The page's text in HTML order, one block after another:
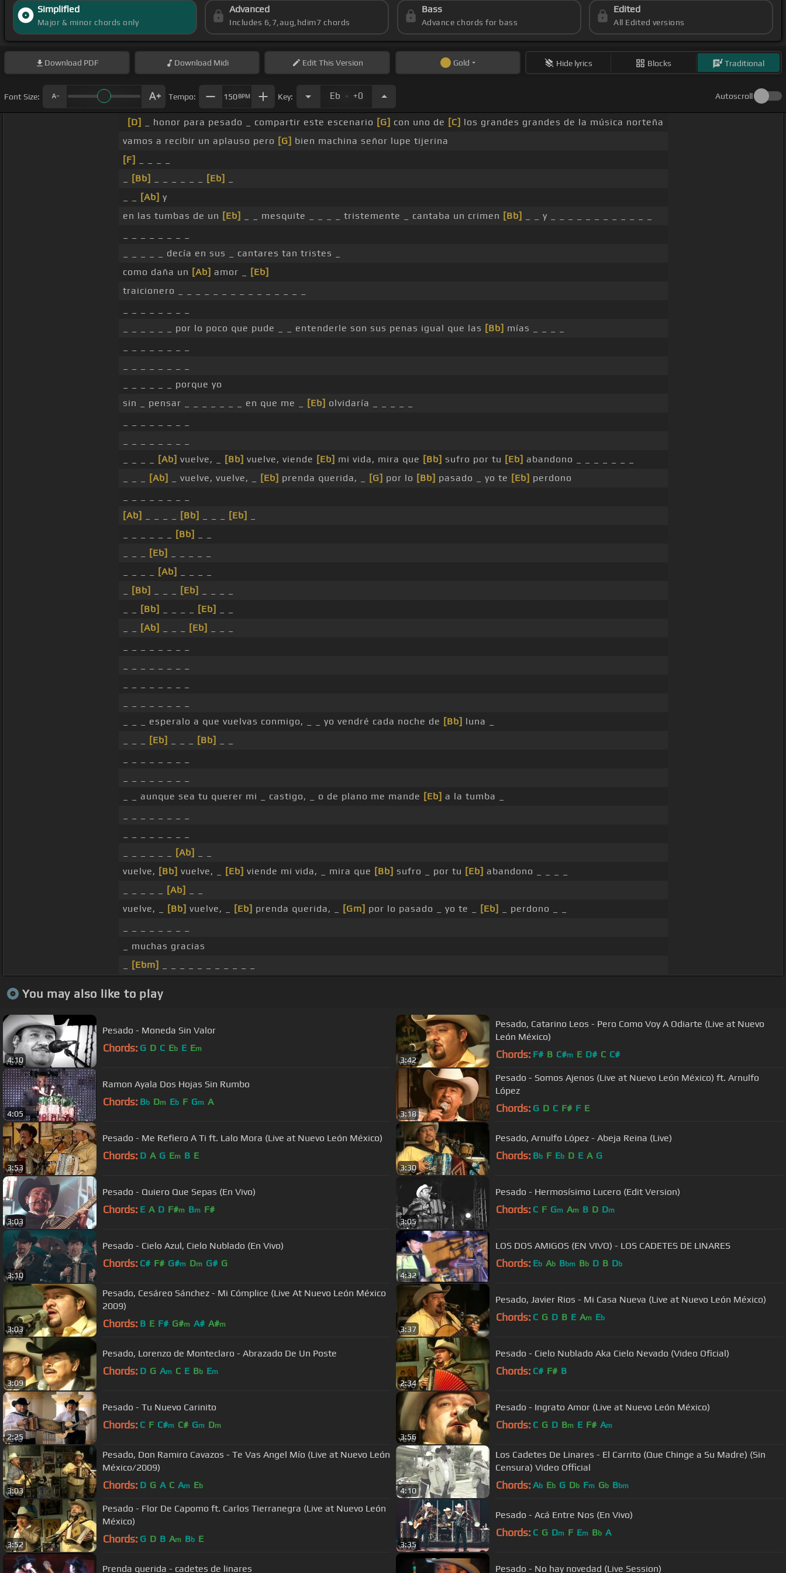
Simplified
Major & minor chords only
Advanced
Includes 6,7,aug,hdim7 chords
Bass
Advance chords for bass
Edited
All Edited versions
Download PDF Download Midi EditThis Version Gold Hide lyrics Blocks Traditional
Font Size: Tempo: 150BPM Key: Eb . +0 Autoscroll
[D] _ honor para pesado _ compartir este escenario [G] con uno de [C] los grandes grandes de la música norteña
vamos a recibir un aplauso pero [G] bien machina señor lupe tijerina
[F]
[Bb] [Eb]
[Ab] y
en las tumbas de un [Eb] _ _ mesquite _ _ _ _ tristemente _ cantaba un crimen [Bb]
_ _ y _ _ _ _ _ _ _ _ _ _ _ _
_ _ _ _ _ decía en sus _ cantares tan tristes _
como daña un [Ab] amor _
[Eb]
traicionero _ _ _ _ _ _ _ _ _ _ _ _ _ _ _
_ _ _ _ _ _ por lo poco que pude _ _ entenderle son sus penas igual que las [Bb] mías _ _ _ _
_ _ _ _ _ _ porque yo
sin _ pensar _ _ _ _ _ _ _ en que me _
[Eb] olvidaría _ _ _ _ _
[Ab] vuelve, _ [Bb] vuelve, viende [Eb] mi vida, mira que [Bb] sufro por tu [Eb] abandono _ _ _ _ _ _ _
[Ab] _ vuelve, vuelve, _ [Eb] prenda querida, _ [G] por lo [Bb] pasado _ yo te [Eb] perdono
[Ab]
[Bb] [Eb]
[Bb]
[Eb]
[Ab]
[Bb] [Eb]
[Bb] [Eb]
[Ab] [Eb]
_ _ _ esperalo a que vuelvas conmigo, _ _ yo vendré cada noche de [Bb] luna _
[Eb] [Bb]
_ _ aunque sea tu querer mi _ castigo, _ o de plano me mande [Eb] a la tumba _
[Ab]
vuelve, [Bb] vuelve, _ [Eb] viende mi vida, _ mira que [Bb] sufro _ por tu [Eb] abandono _ _ _ _
[Ab]
vuelve, _
[Bb] vuelve, _ [Eb] prenda querida, _ [Gm] por lo pasado _ yo te _ [Eb]
_ perdono _ _
_ muchas gracias
[Ebm]
You may also like to play
4:10
Pesado - Moneda Sin Valor
Chords: G D C Eb E Em
3:42
Pesado, Catarino Leos - Pero Como Voy A Odiarte (Live at Nuevo
León México)
Chords: F# B C#m E D# C C#
4:05
Ramon Ayala Dos Hojas Sin Rumbo
Chords: Bb Dm Eb F Gm A
3:18
Pesado - Somos Ajenos (Live at Nuevo León México) ft. Arnulfo
López
Chords: G D C F# F E
3:53
Pesado - Me Refiero A Ti ft. Lalo Mora (Live at Nuevo León México)
Chords: D A G Em B E
3:30
Pesado, Arnulfo López - Abeja Reina (Live)
Chords: Bb F Eb D E A G
3:03
Pesado - Quiero Que Sepas (En Vivo)
Chords: E A D F#m Bm F#
3:05
Pesado - Hermosísimo Lucero (Edit Version)
Chords: C F Gm Am B D Dm
3:10
Pesado - Cielo Azul, Cielo Nublado (En Vivo)
Chords: C# F# G#m Dm G# G
4:32
LOS DOS AMIGOS (EN VIVO) - LOS CADETES DE LINARES
Chords: Eb Ab Bbm Bb D B Db
3:03
Pesado, Cesáreo Sánchez - Mi Cómplice (Live At Nuevo León México
2009)
Chords: B E F# G#m A# A#m
3:37
Pesado, Javier Rios - Mi Casa Nueva (Live at Nuevo León México)
Chords: C G D B E Am Eb
3:09
Pesado, Lorenzo de Monteclaro - Abrazado De Un Poste
Chords: D G Am C E Bb Em
2:34
Pesado - Cielo Nublado Aka Cielo Nevado (Video Oficial)
Chords: C# F# B
2:25
Pesado - Tu Nuevo Carinito
Chords: C F C#m C# Gm Dm
3:56
Pesado - Ingrato Amor (Live at Nuevo León México)
Chords: C G D Bm E F# Am
3:03
Pesado, Don Ramiro Cavazos - Te Vas Angel Mío (Live at Nuevo León
México/2009)
Chords: D G A C Am Eb
4:10
Los Cadetes De Linares - El Carrito (Que Chinge a Su Madre) (Sin
Censura) Video Official
Chords: Ab Eb G Db Fm Gb Bbm
3:52
Pesado - Flor De Capomo ft. Carlos Tierranegra (Live at Nuevo León
México)
Chords: G D B Am Bb E
3:35
Pesado - Acá Entre Nos (En Vivo)
Chords: C G Dm F Em Bb A
Prenda querida - cadetes de linares Pesado - No hay novedad (Live Session)